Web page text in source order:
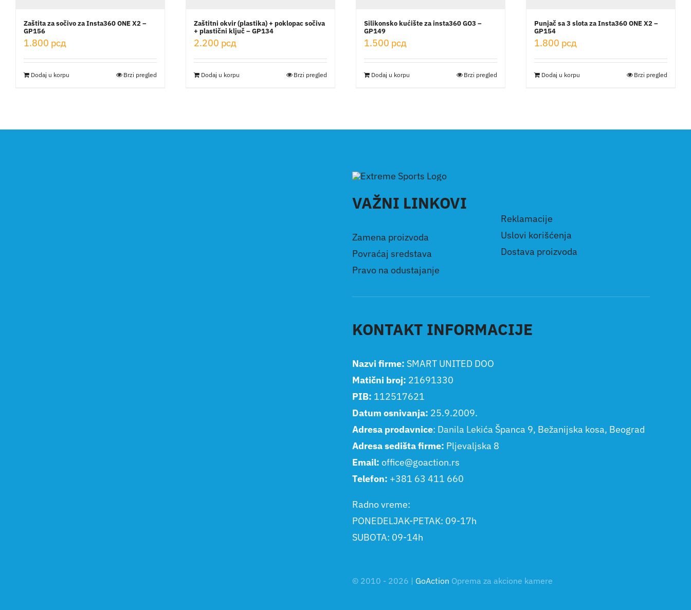
Zaštita za sočivo za Insta360 ONE X2 –
GP156
1.800 рсд
Dodaj u korpu Brzi pregled
Zaštitni okvir (plastika) + poklopac sočiva
+ plastični ključ – GP134
2.200 рсд
Dodaj u korpu Brzi pregled
Silikonsko kućište za insta360 GO3 –
GP149
1.500 рсд
Dodaj u korpu Brzi pregled
Punjač sa 3 slota za Insta360 ONE X2 –
GP154
1.800 рсд
Dodaj u korpu Brzi pregled
VAŽNI LINKOVI
Zamena proizvoda
Povraćaj sredstava
Pravo na odustajanje
Reklamacije
Uslovi korišćenja
Dostava proizvoda
KONTAKT INFORMACIJE
Nazvi firme: SMART UNITED DOO
Matični broj: 21691330
PIB: 112517621
Datum osnivanja: 25.9.2009.
Adresa prodavnice: Danila Lekića Španca 9, Bežanijska kosa, Beograd
Adresa sedišta firme: Pljevaljska 8
Email: office@goaction.rs
Telefon: +381 63 411 660
Radno vreme:
PONEDELJAK-PETAK: 09-17h
SUBOTA: 09-14h
© 2010 - 2026 | GoAction Oprema za akcione kamere